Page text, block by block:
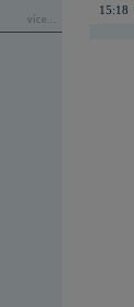
více...
15:18